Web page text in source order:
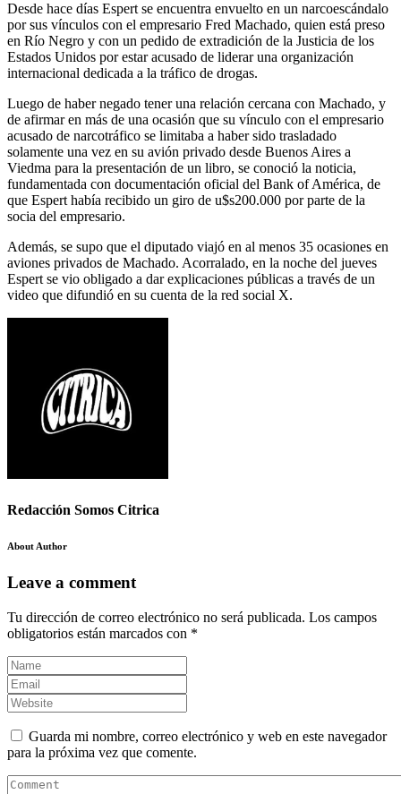
Desde hace días Espert se encuentra envuelto en un narcoescándalo
por sus vínculos con el empresario Fred Machado, quien está preso
en Río Negro y con un pedido de extradición de la Justicia de los
Estados Unidos por estar acusado de liderar una organización
internacional dedicada a la tráfico de drogas.
Luego de haber negado tener una relación cercana con Machado, y
de afirmar en más de una ocasión que su vínculo con el empresario
acusado de narcotráfico se limitaba a haber sido trasladado
solamente una vez en su avión privado desde Buenos Aires a
Viedma para la presentación de un libro, se conoció la noticia,
fundamentada con documentación oficial del Bank of América, de
que Espert había recibido un giro de u$s200.000 por parte de la
socia del empresario.
Además, se supo que el diputado viajó en al menos 35 ocasiones en
aviones privados de Machado. Acorralado, en la noche del jueves
Espert se vio obligado a dar explicaciones públicas a través de un
video que difundió en su cuenta de la red social X.
Redacción Somos Citrica
About Author
Leave a comment
Tu dirección de correo electrónico no será publicada. Los campos
obligatorios están marcados con *
Guarda mi nombre, correo electrónico y web en este navegador
para la próxima vez que comente.